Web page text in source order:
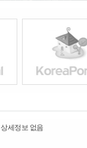
상세정보 없음